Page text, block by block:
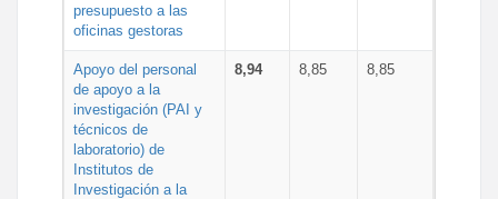
presupuesto a las
oficinas gestoras
Apoyo del personal
de apoyo a la
investigación (PAI y
técnicos de
laboratorio) de
Institutos de
Investigación a la
8,94 8,85 8,85